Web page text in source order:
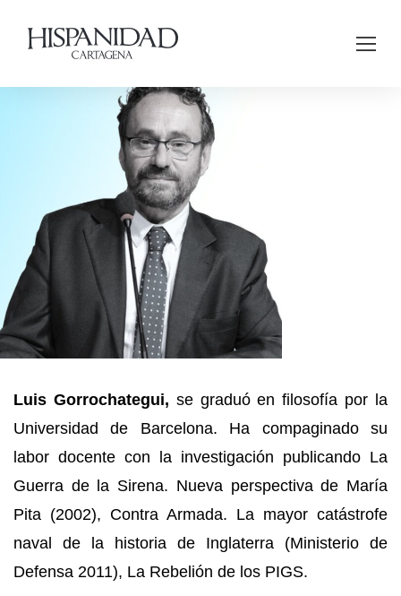
Luis Gorrochategui, se graduó en filosofía por la
Universidad de Barcelona. Ha compaginado su
labor docente con la investigación publicando La
Guerra de la Sirena. Nueva perspectiva de María
Pita (2002), Contra Armada. La mayor catástrofe
naval de la historia de Inglaterra (Ministerio de
Defensa 2011), La Rebelión de los PIGS.